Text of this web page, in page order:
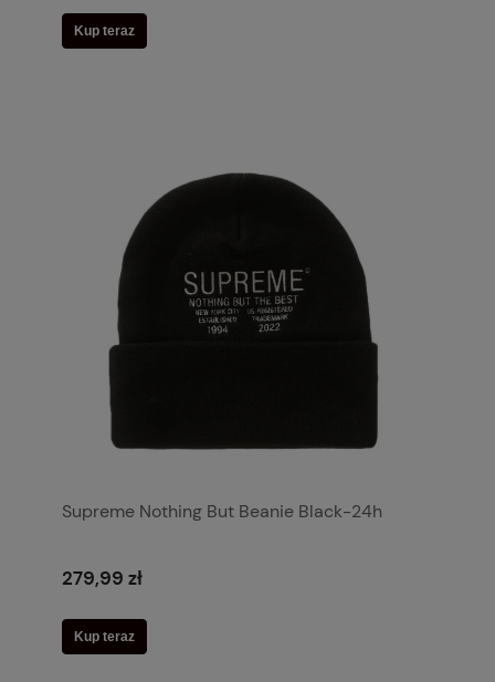
Kup teraz
Supreme Nothing But Beanie Black-24h
279,99 zł
Kup teraz